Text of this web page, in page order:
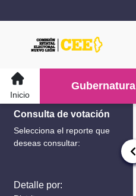
Inicio
Gubernatura
Consulta de votación
Selecciona el reporte que
deseas consultar:
Detalle por: